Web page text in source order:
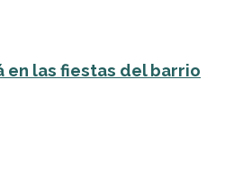
en las fiestas del barrio